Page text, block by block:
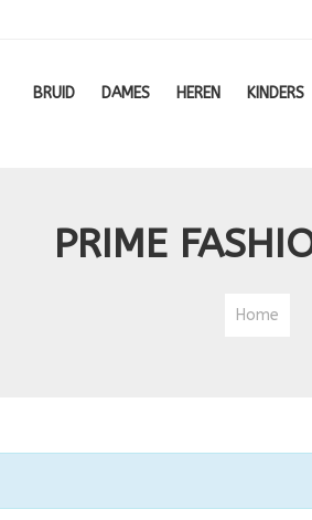
BRUID DAMES HEREN KINDERS
PRIME
Home